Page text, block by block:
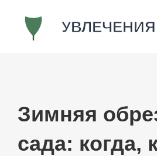
Зимняя
сада: когда,